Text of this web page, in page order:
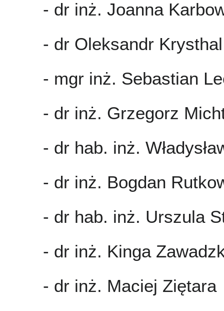
- dr inż. Joanna
- dr Oleksandr Krysthal
- mgr inż. Sebastian
- dr inż. Grzegorz
- dr hab. inż.
- dr inż. Bogdan
- dr hab. inż. Urszula
- dr inż. Kinga
- dr inż. Maciej Ziętara